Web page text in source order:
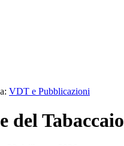
VDT e Pubblicazioni
del Tabaccaio